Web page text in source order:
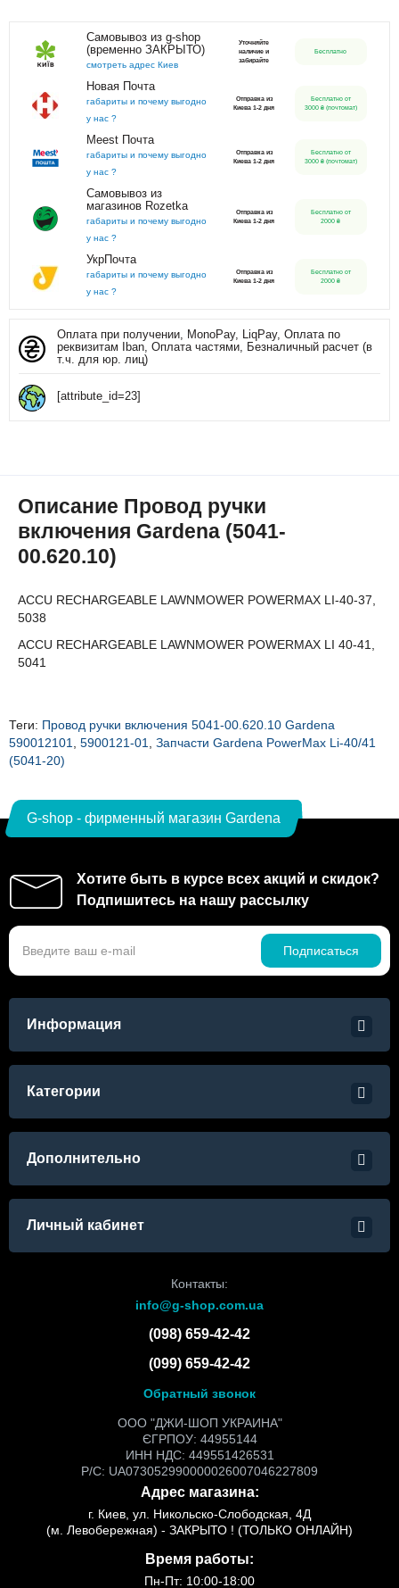
Самовывоз из g-shop
(временно ЗАКРЫТО)
смотреть адрес Киев
Уточняйте
наличие и
забирайте
Бесплатно
Новая Почта
габариты и почему выгодно
у нас ?
Отправка из
Киева 1-2 дня
Бесплатно от
3000 ₴ (почтомат)
Meest Почта
габариты и почему выгодно
у нас ?
Отправка из
Киева 1-2 дня
Бесплатно от
3000 ₴ (почтомат)
Самовывоз из
магазинов Rozetka
габариты и почему выгодно
у нас ?
Отправка из
Киева 1-2 дня
Бесплатно от
2000 ₴
УкрПочта
габариты и почему выгодно
у нас ?
Отправка из
Киева 1-2 дня
Бесплатно от
2000 ₴
Оплата при получении, MonoPay, LiqPay, Оплата по
реквизитам Iban, Оплата частями, Безналичный расчет (в
т.ч. для юр. лиц)
[attribute_id=23]
Описание Провод ручки
включения Gardena (5041-
00.620.10)
ACCU RECHARGEABLE LAWNMOWER POWERMAX LI-40-37,
5038
ACCU RECHARGEABLE LAWNMOWER POWERMAX LI 40-41,
5041
Теги: Провод ручки включения 5041-00.620.10 Gardena
590012101
5900121-01
Запчасти Gardena PowerMax Li-40/41
(5041-20)
G-shop - фирменный магазин Gardena
Хотите быть в курсе всех акций и скидок?
Подпишитесь на нашу рассылку
Подписаться
Информация
Категории
Дополнительно
Личный кабинет
Контакты:
info@g-shop.com.ua
(098) 659-42-42
(099) 659-42-42
Обратный звонок
ООО "ДЖИ-ШОП УКРАИНА"
ЄГРПОУ: 44955144
ИНН НДС: 449551426531
Р/С: UA073052990000026007046227809
Адрес магазина:
г. Киев, ул. Никольско-Слободская, 4Д
(м. Левобережная) - ЗАКРЫТО ! (ТОЛЬКО ОНЛАЙН)
Время работы:
Пн-Пт: 10:00-18:00